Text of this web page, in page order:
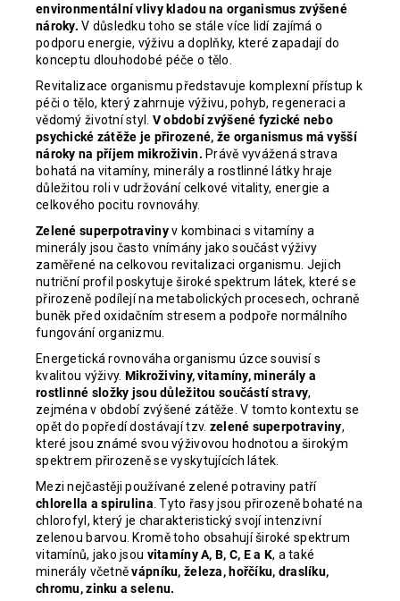
environmentální vlivy kladou na organismus zvýšené
nároky. V důsledku toho se stále více lidí zajímá o
podporu energie, výživu a doplňky, které zapadají do
konceptu dlouhodobé péče o tělo.
Revitalizace organismu představuje komplexní přístup k
péči o tělo, který zahrnuje výživu, pohyb, regeneraci a
vědomý životní styl. V období zvýšené fyzické nebo
psychické zátěže je přirozené, že organismus má vyšší
nároky na příjem mikroživin. Právě vyvážená strava
bohatá na vitamíny, minerály a rostlinné látky hraje
důležitou roli v udržování celkové vitality, energie a
celkového pocitu rovnováhy.
Zelené superpotravinyv kombinaci s vitamíny a
minerály jsou často vnímány jako součást výživy
zaměřené na celkovou revitalizaci organismu. Jejich
nutriční profil poskytuje široké spektrum látek, které se
přirozeně podílejí na metabolických procesech, ochraně
buněk před oxidačním stresem a podpoře normálního
fungování organizmu.
Energetická rovnováha organismu úzce souvisí s
kvalitou výživy. Mikroživiny, vitamíny, minerály a
rostlinné složky jsou důležitou součástí stravy,
zejména v období zvýšené zátěže. V tomto kontextu se
opět do popředí dostávají tzv. zelené superpotraviny,
které jsou známé svou výživovou hodnotou a širokým
spektrem přirozeně se vyskytujících látek.
Mezi nejčastěji používané zelené potraviny patří
chlorella a spirulina . Tyto řasy jsou přirozeně bohaté na
chlorofyl, který je charakteristický svojí intenzivní
zelenou barvou. Kromě toho obsahují široké spektrum
vitamínů, jako jsou vitamíny A, B, C, E a K, a také
minerály včetněvápníku, železa, hořčíku, draslíku,
chromu, zinku a selenu.